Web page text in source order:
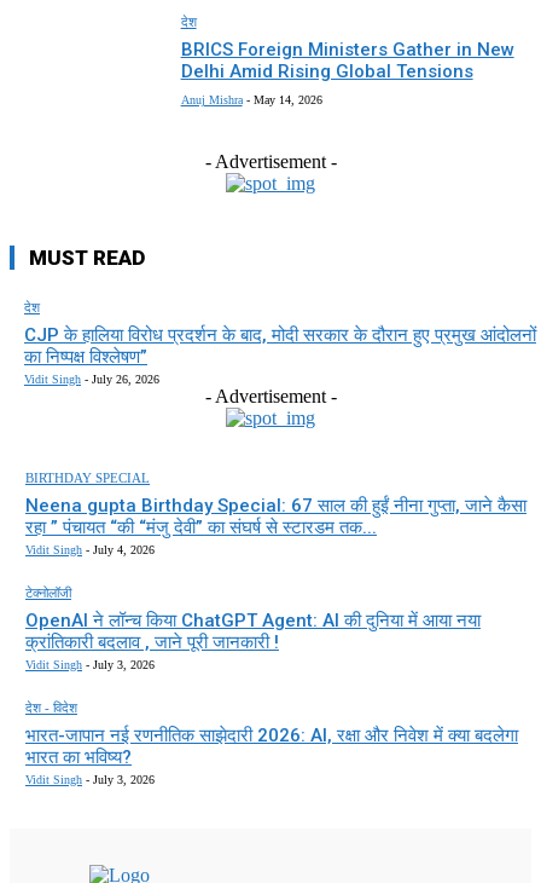
देश
BRICS Foreign Ministers Gather in New
Delhi Amid Rising Global Tensions
Anuj Mishra - May 14, 2026
- Advertisement -
MUST READ
देश
CJP के हालिया विरोध प्रदर्शन के बाद, मोदी सरकार के दौरान हुए प्रमुख आंदोलनों
का निष्पक्ष विश्लेषण”
Vidit Singh - July 26, 2026
- Advertisement -
BIRTHDAY SPECIAL
Neena gupta Birthday Special: 67 साल की हुईं नीना गुप्ता, जाने कैसा
रहा ” पंचायत “की “मंजु देवी” का संघर्ष से स्टारडम तक...
Vidit Singh - July 4, 2026
टेक्नोलॉजी
OpenAI ने लॉन्च किया ChatGPT Agent: AI की दुनिया में आया नया
क्रांतिकारी बदलाव , जाने पूरी जानकारी !
Vidit Singh - July 3, 2026
देश - विदेश
भारत-जापान नई रणनीतिक साझेदारी 2026: AI, रक्षा और निवेश में क्या बदलेगा
भारत का भविष्य?
Vidit Singh - July 3, 2026